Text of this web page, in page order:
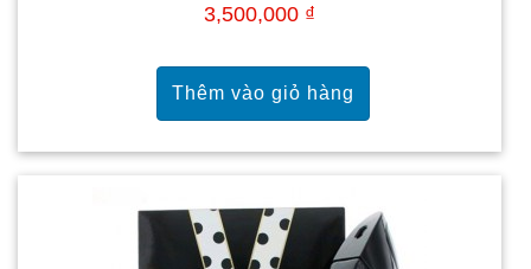
3,500,000 ₫